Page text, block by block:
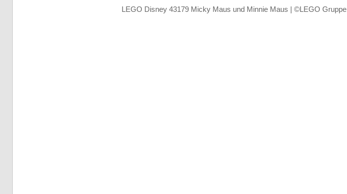
LEGO Disney 43179 Micky Maus und Minnie Maus | ©LEGO Gruppe